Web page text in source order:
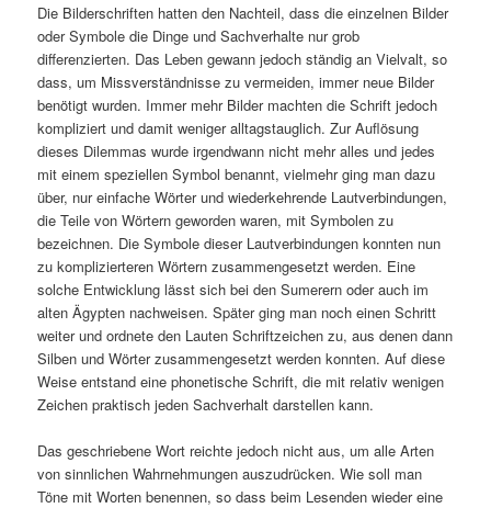
Die Bilderschriften hatten den Nachteil, dass die einzelnen Bilder
oder Symbole die Dinge und Sachverhalte nur grob
differenzierten. Das Leben gewann jedoch ständig an Vielvalt, so
dass, um Missverständnisse zu vermeiden, immer neue Bilder
benötigt wurden. Immer mehr Bilder machten die Schrift jedoch
kompliziert und damit weniger alltagstauglich. Zur Auflösung
dieses Dilemmas wurde irgendwann nicht mehr alles und jedes
mit einem speziellen Symbol benannt, vielmehr ging man dazu
über, nur einfache Wörter und wiederkehrende Lautverbindungen,
die Teile von Wörtern geworden waren, mit Symbolen zu
bezeichnen. Die Symbole dieser Lautverbindungen konnten nun
zu komplizierteren Wörtern zusammengesetzt werden. Eine
solche Entwicklung lässt sich bei den Sumerern oder auch im
alten Ägypten nachweisen. Später ging man noch einen Schritt
weiter und ordnete den Lauten Schriftzeichen zu, aus denen dann
Silben und Wörter zusammengesetzt werden konnten. Auf diese
Weise entstand eine phonetische Schrift, die mit relativ wenigen
Zeichen praktisch jeden Sachverhalt darstellen kann.
Das geschriebene Wort reichte jedoch nicht aus, um alle Arten
von sinnlichen Wahrnehmungen auszudrücken. Wie soll man
Töne mit Worten benennen, so dass beim Lesenden wieder eine